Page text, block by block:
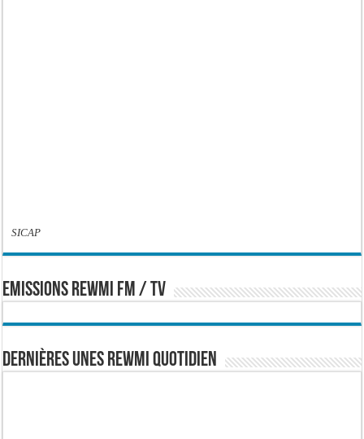
SICAP
EMISSIONS REWMI FM / TV
Dernières Unes Rewmi Quotidien